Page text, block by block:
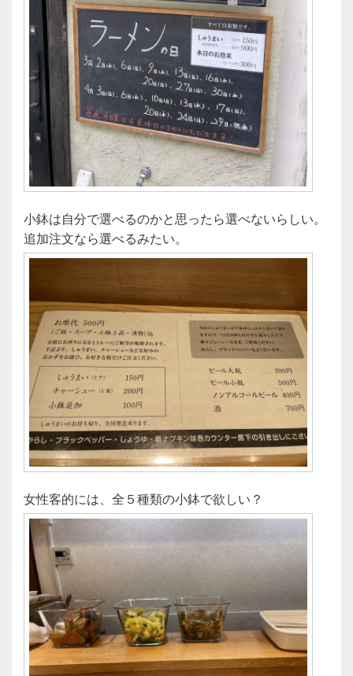
小鉢は自分で選べるのかと思ったら選べないらしい。
追加注文なら選べるみたい。
女性客的には、全５種類の小鉢で欲しい？